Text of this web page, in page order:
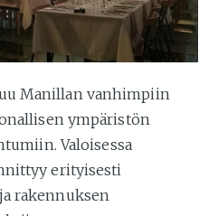
Manillan vanhimpiin
ympäristön
Valoisessa
erityisesti
rakennuksen